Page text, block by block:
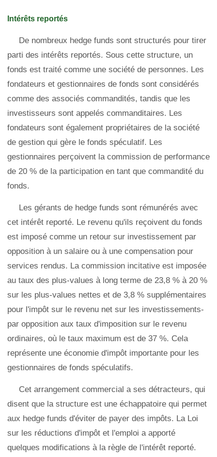
Intérêts reportés
De nombreux hedge funds sont structurés pour tirer
parti des intérêts reportés. Sous cette structure, un
fonds est traité comme une société de personnes. Les
fondateurs et gestionnaires de fonds sont considérés
comme des associés commandités, tandis que les
investisseurs sont appelés commanditaires. Les
fondateurs sont également propriétaires de la société
de gestion qui gère le fonds spéculatif. Les
gestionnaires perçoivent la commission de performance
de 20 % de la participation en tant que commandité du
fonds.
Les gérants de hedge funds sont rémunérés avec
cet intérêt reporté. Le revenu qu'ils reçoivent du fonds
est imposé comme un retour sur investissement par
opposition à un salaire ou à une compensation pour
services rendus. La commission incitative est imposée
au taux des plus-values ​​à long terme de 23,8 % à 20 %
sur les plus-values ​​nettes et de 3,8 % supplémentaires
pour l'impôt sur le revenu net sur les investissements -
par opposition aux taux d'imposition sur le revenu
ordinaires, où le taux maximum est de 37 %. Cela
représente une économie d'impôt importante pour les
gestionnaires de fonds spéculatifs.
Cet arrangement commercial a ses détracteurs, qui
disent que la structure est une échappatoire qui permet
aux hedge funds d'éviter de payer des impôts. La Loi
sur les réductions d'impôt et l'emploi a apporté
quelques modifications à la règle de l'intérêt reporté.